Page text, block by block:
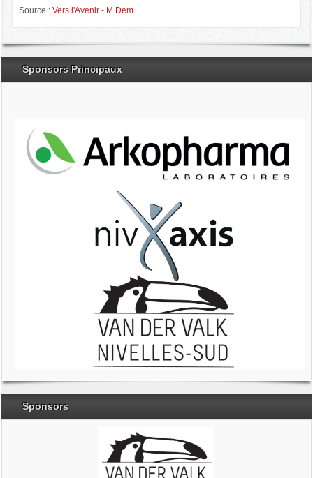
Source : Vers l'Avenir - M.Dem.
Sponsors Principaux
Sponsors